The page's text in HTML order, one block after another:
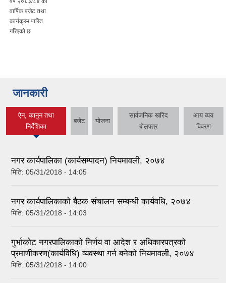
वार्षिक बजेट तथा
कार्यक्रम पारित
गरिएको छ
जानकारी
ऐन, कानुन तथा
निर्देशिका
(active tab)
बजेट योजना
सार्वजनिक खरिद
बोलपत्र
आय व्यय
विवरण
नगर कार्यपालिका (कार्यसम्पादन) नियमावली, २०७४
मिति: 05/31/2018 - 14:05
नगर कार्यपालिकाको बैठक संचालन सम्बन्धी कार्यवधि, २०७४
मिति: 05/31/2018 - 14:03
गुर्भाकोट नगरपालिकाको निर्णय वा आदेश र अधिकारपत्रको
प्रमाणीकरण(कार्यविधि) व्यवस्था गर्न बनेको नियमावली, २०७४
मिति: 05/31/2018 - 14:00